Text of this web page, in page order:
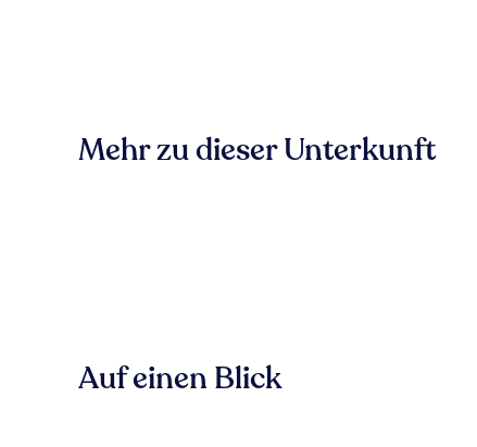
Mehr zu dieser Unterkunft
Auf einen Blick